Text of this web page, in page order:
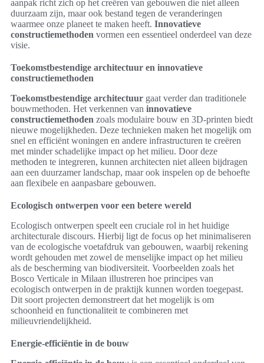
aanpak richt zich op het creëren van gebouwen die niet alleen
duurzaam zijn, maar ook bestand tegen de veranderingen
waarmee onze planeet te maken heeft. Innovatieve
constructiemethoden vormen een essentieel onderdeel van deze
visie.
Toekomstbestendige architectuur en innovatieve
constructiemethoden
Toekomstbestendige architectuur gaat verder dan traditionele
bouwmethoden. Het verkennen van innovatieve
constructiemethoden zoals modulaire bouw en 3D-printen biedt
nieuwe mogelijkheden. Deze technieken maken het mogelijk om
snel en efficiënt woningen en andere infrastructuren te creëren
met minder schadelijke impact op het milieu. Door deze
methoden te integreren, kunnen architecten niet alleen bijdragen
aan een duurzamer landschap, maar ook inspelen op de behoefte
aan flexibele en aanpasbare gebouwen.
Ecologisch ontwerpen voor een betere wereld
Ecologisch ontwerpen speelt een cruciale rol in het huidige
architecturale discours. Hierbij ligt de focus op het minimaliseren
van de ecologische voetafdruk van gebouwen, waarbij rekening
wordt gehouden met zowel de menselijke impact op het milieu
als de bescherming van biodiversiteit. Voorbeelden zoals het
Bosco Verticale in Milaan illustreren hoe principes van
ecologisch ontwerpen in de praktijk kunnen worden toegepast.
Dit soort projecten demonstreert dat het mogelijk is om
schoonheid en functionaliteit te combineren met
milieuvriendelijkheid.
Energie-efficiëntie in de bouw